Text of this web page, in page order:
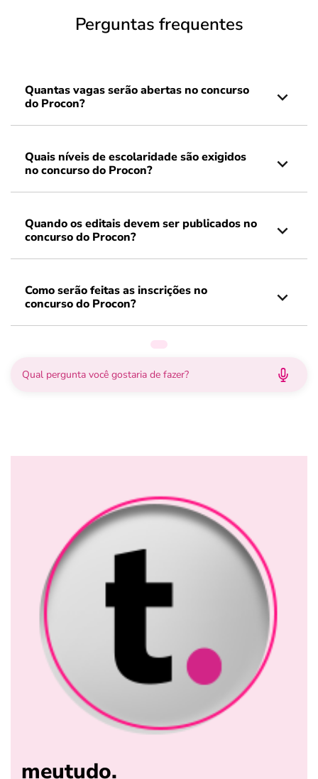
Perguntas frequentes
Quantas vagas serão abertas no concurso
do Procon?
Quais níveis de escolaridade são exigidos
no concurso do Procon?
Quando os editais devem ser publicados no
concurso do Procon?
Como serão feitas as inscrições no
concurso do Procon?
meutudo.